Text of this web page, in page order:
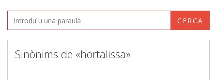
CERCA
Sinònims de «hortalissa»